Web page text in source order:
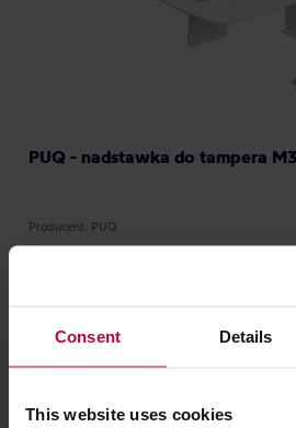
Consent Details
This website uses cookies
PUQ - nadstawka do tampera
Producent: PUQ